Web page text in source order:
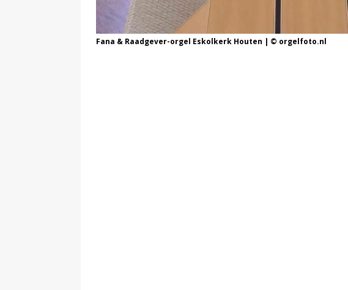
Fana & Raadgever-orgel Eskolkerk Houten | © orgelfoto.nl